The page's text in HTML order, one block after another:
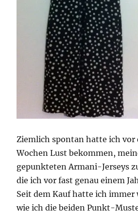
Ziemlich spontan hatte ich vor
Wochen Lust bekommen,
gepunkteten Armani-Jerseys
die ich vor fast genau einem
Seit dem Kauf hatte ich immer
wie ich die beiden Punkt-